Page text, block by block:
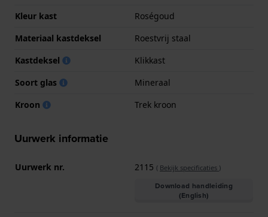
Kleur kast
Roségoud
Materiaal kastdeksel
Roestvrij staal
Kastdeksel
Klikkast
Soort glas
Mineraal
Kroon
Trek kroon
Uurwerk informatie
Uurwerk nr. 2115 ( Bekijk specificaties )
Download handleiding
(English)